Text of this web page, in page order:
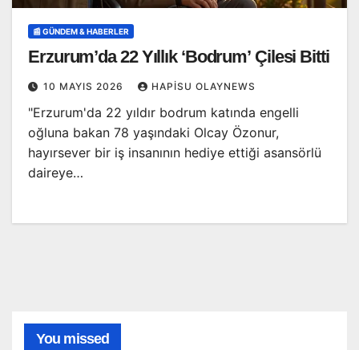
📰 GÜNDEM & HABERLER
Erzurum’da 22 Yıllık ‘Bodrum’ Çilesi Bitti
10 MAYIS 2026 HAPISU OLAYNEWS
"Erzurum'da 22 yıldır bodrum katında engelli
oğluna bakan 78 yaşındaki Olcay Özonur,
hayırsever bir iş insanının hediye ettiği asansörlü
daireye…
You missed